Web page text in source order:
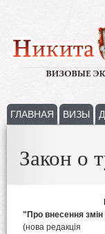
ГЛАВНАЯ ВИЗЫ
Закон о
Проект
"Про внесення
(нова редакція